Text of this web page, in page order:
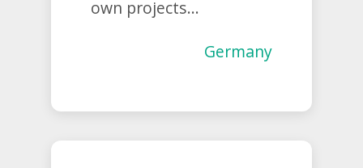
own projects...
Germany